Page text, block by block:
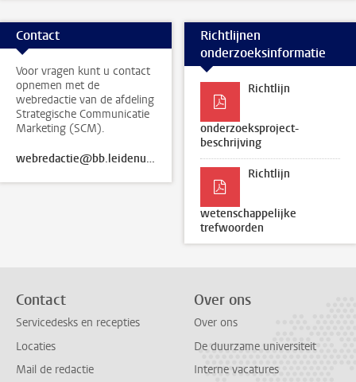
Contact
Voor vragen kunt u contact
opnemen met de
webredactie van de afdeling
Strategische Communicatie
Marketing (SCM).
webredactie@bb.leidenuniv.nl
Richtlijnen
onderzoeksinformatie
Richtlijn
onderzoeksproject-
beschrijving
Richtlijn
wetenschappelijke
trefwoorden
Contact
Servicedesks en recepties
Locaties
Mail de redactie
Over ons
Over ons
De duurzame universiteit
Interne vacatures